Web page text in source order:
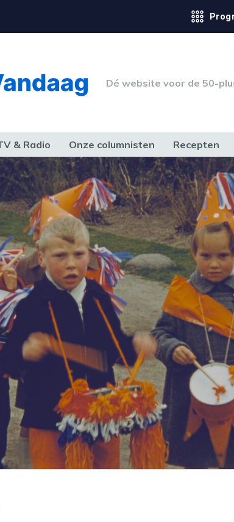
Dé website voor de 50-
& Radio Onze columnisten Recepten
GELD, WERK & RECHT GEZONDHEID & SPORT